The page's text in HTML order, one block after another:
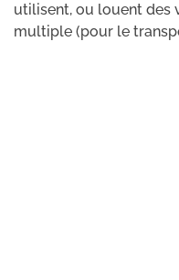
utilisent, ou louent des
multiple (pour le